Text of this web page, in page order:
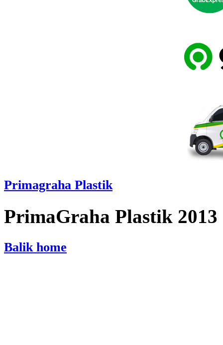
Primagraha Plastik
PrimaGraha Plastik 2013
Balik home